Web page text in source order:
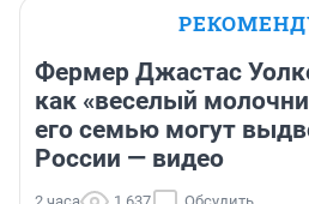
Фермер Джастас
как «веселый
его семью могут
России — видео